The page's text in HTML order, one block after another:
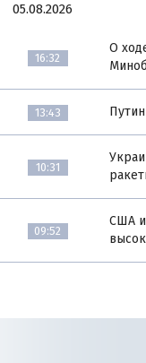
05.08.2026
16:32
О
13:43
10:31
09:52
США